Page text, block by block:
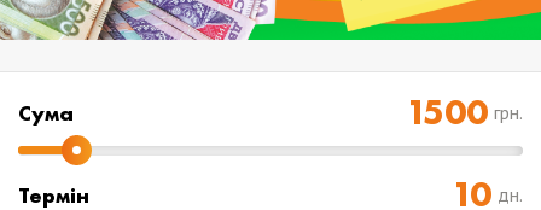
Cума грн.
Термін дн.